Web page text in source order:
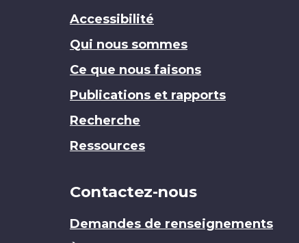
Accessibilité
Qui nous sommes
Ce que nous faisons
Publications et rapports
Recherche
Ressources
Contactez-nous
Demandes de renseignements